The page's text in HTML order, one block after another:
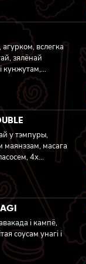
агурком, вслегка
зялёнай
кунжутам,
панка
у тэмпуры,
маянэзам, масага
4х
тэмпуры,
маянэзам, соўсам
вугром
і кампё,
соусам унагі і